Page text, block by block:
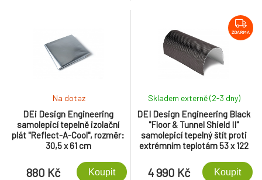
DEi Design Engineering
samolepicí tepelně izolační
plát "Reflect-A-Cool", rozměr:
30,5 x 61 cm
Na dotaz
880 Kč Koupit
ZDARMA
DEI Design Engineering Black
"Floor & Tunnel Shield II"
samolepicí tepelný štít proti
extrémním teplotám 53 x 122
Skladem externě (2-3 dny)
4 990 Kč Koupit